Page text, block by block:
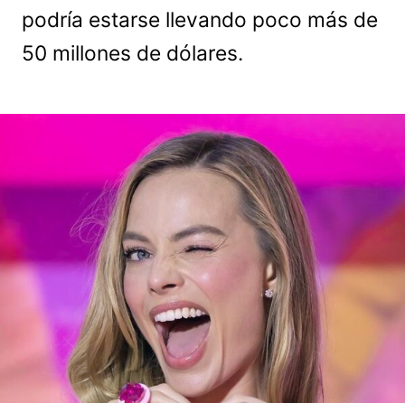
podría estarse llevando poco más de
50 millones de dólares.